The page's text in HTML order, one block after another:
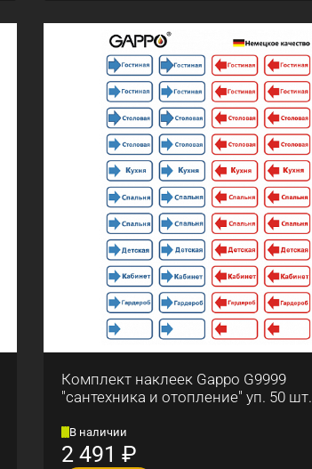
Комплект наклеек Gappo G9999
"сантехника и отопление" уп. 50 шт.
В наличии
2 491 ₽